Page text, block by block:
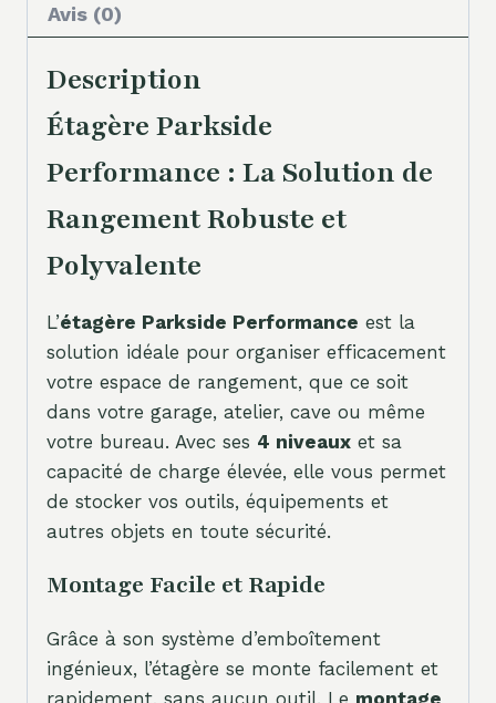
Avis (0)
Description
Étagère Parkside
Performance : La Solution de
Rangement Robuste et
Polyvalente
L’étagère Parkside Performance est la
solution idéale pour organiser efficacement
votre espace de rangement, que ce soit
dans votre garage, atelier, cave ou même
votre bureau. Avec ses 4 niveaux et sa
capacité de charge élevée, elle vous permet
de stocker vos outils, équipements et
autres objets en toute sécurité.
Montage Facile et Rapide
Grâce à son système d’emboîtement
ingénieux, l’étagère se monte facilement et
rapidement, sans aucun outil. Le montage